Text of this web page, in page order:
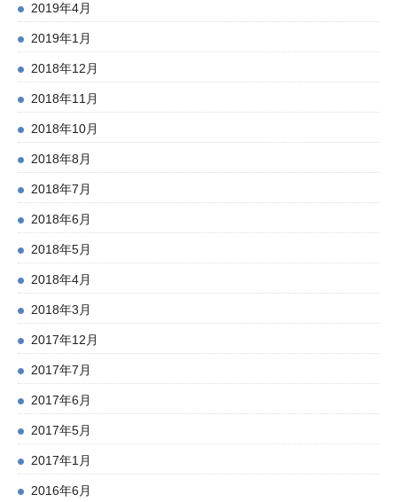
2019年4月
2019年1月
2018年12月
2018年11月
2018年10月
2018年8月
2018年7月
2018年6月
2018年5月
2018年4月
2018年3月
2017年12月
2017年7月
2017年6月
2017年5月
2017年1月
2016年6月